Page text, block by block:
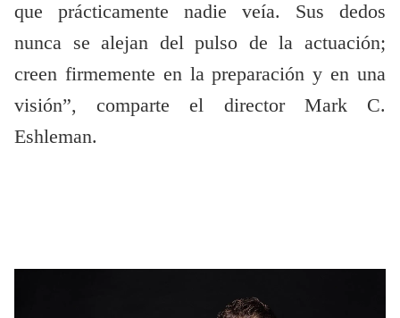
que prácticamente nadie veía. Sus dedos
nunca se alejan del pulso de la actuación;
creen firmemente en la preparación y en una
visión”, comparte el director Mark C.
Eshleman.